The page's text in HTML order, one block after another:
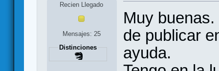
Recien Llegado
Mensajes: 25
Distinciones
Muy
de publicar
ayuda.